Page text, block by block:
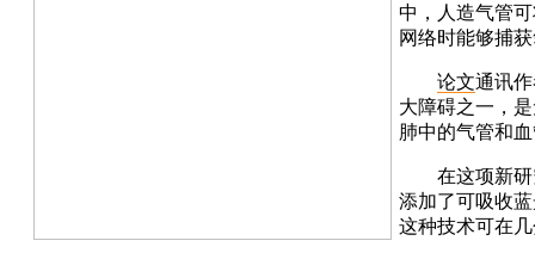
中，人造气管
网络时能够捕
论文通讯
大障碍之一，
肺中的气管和
在这项新
添加了可吸收
这种技术可在